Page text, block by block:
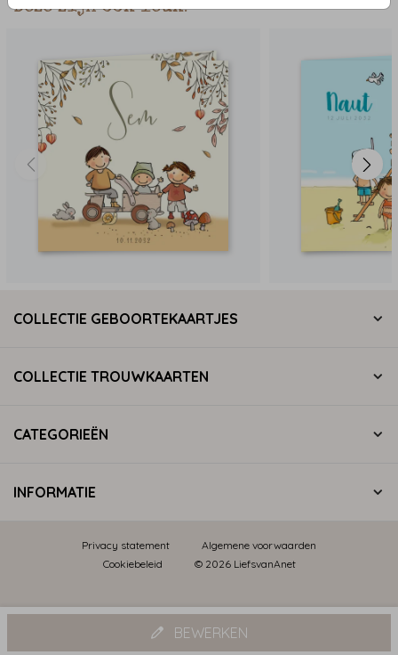
Deze zijn ook leuk!
BEWERKEN
COLLECTIE GEBOORTEKAARTJES
COLLECTIE TROUWKAARTEN
CATEGORIEËN
INFORMATIE
Privacy statement
Algemene voorwaarden
Cookiebeleid
© 2026 LiefsvanAnet